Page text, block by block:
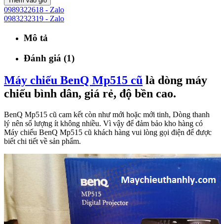
0989322618 - Zalo
0983232319 - Zalo
Mô tả
Đánh giá (1)
Máy chiếu BenQ Mp515 cũ là dòng máy
chiếu bình dân, giá rẻ, độ bền cao.
BenQ Mp515 cũ cam kết còn như mới hoặc mới tinh, Dòng thanh
lý nên số lượng ít không nhiều. Vì vậy để đảm bảo kho hàng có
Máy chiếu BenQ Mp515 cũ khách hàng vui lòng gọi điện để được
biết chi tiết về sản phẩm.